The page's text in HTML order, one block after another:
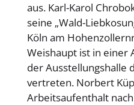
aus. Karl-Karol
seine „Wald-
Köln am
Weishaupt ist in einer
der Ausstellungshalle
vertreten. Norbert
Arbeitsaufenthalt